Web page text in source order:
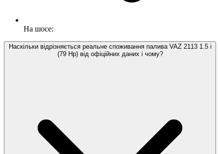
На шосе:
Наскільки відрізняється реальне споживання палива VAZ 2113 1.5 i
(79 Hp) від офіційних даних і чому?